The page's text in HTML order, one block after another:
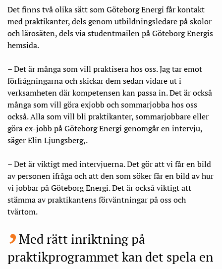
Det finns två olika sätt som Göteborg Energi får kontakt
med praktikanter, dels genom utbildningsledare på skolor
och lärosäten, dels via studentmailen på Göteborg Energis
hemsida.
– Det är många som vill praktisera hos oss. Jag tar emot
förfrågningarna och skickar dem sedan vidare ut i
verksamheten där kompetensen kan passa in. Det är också
många som vill göra exjobb och sommarjobba hos oss
också. Alla som vill bli praktikanter, sommarjobbare eller
göra ex-jobb på Göteborg Energi genomgår en intervju,
säger Elin Ljungsberg,.
– Det är viktigt med intervjuerna. Det gör att vi får en bild
av personen ifråga och att den som söker får en bild av hur
vi jobbar på Göteborg Energi. Det är också viktigt att
stämma av praktikantens förväntningar på oss och
tvärtom.
Med rätt inriktning på
praktikprogrammet kan det spela en